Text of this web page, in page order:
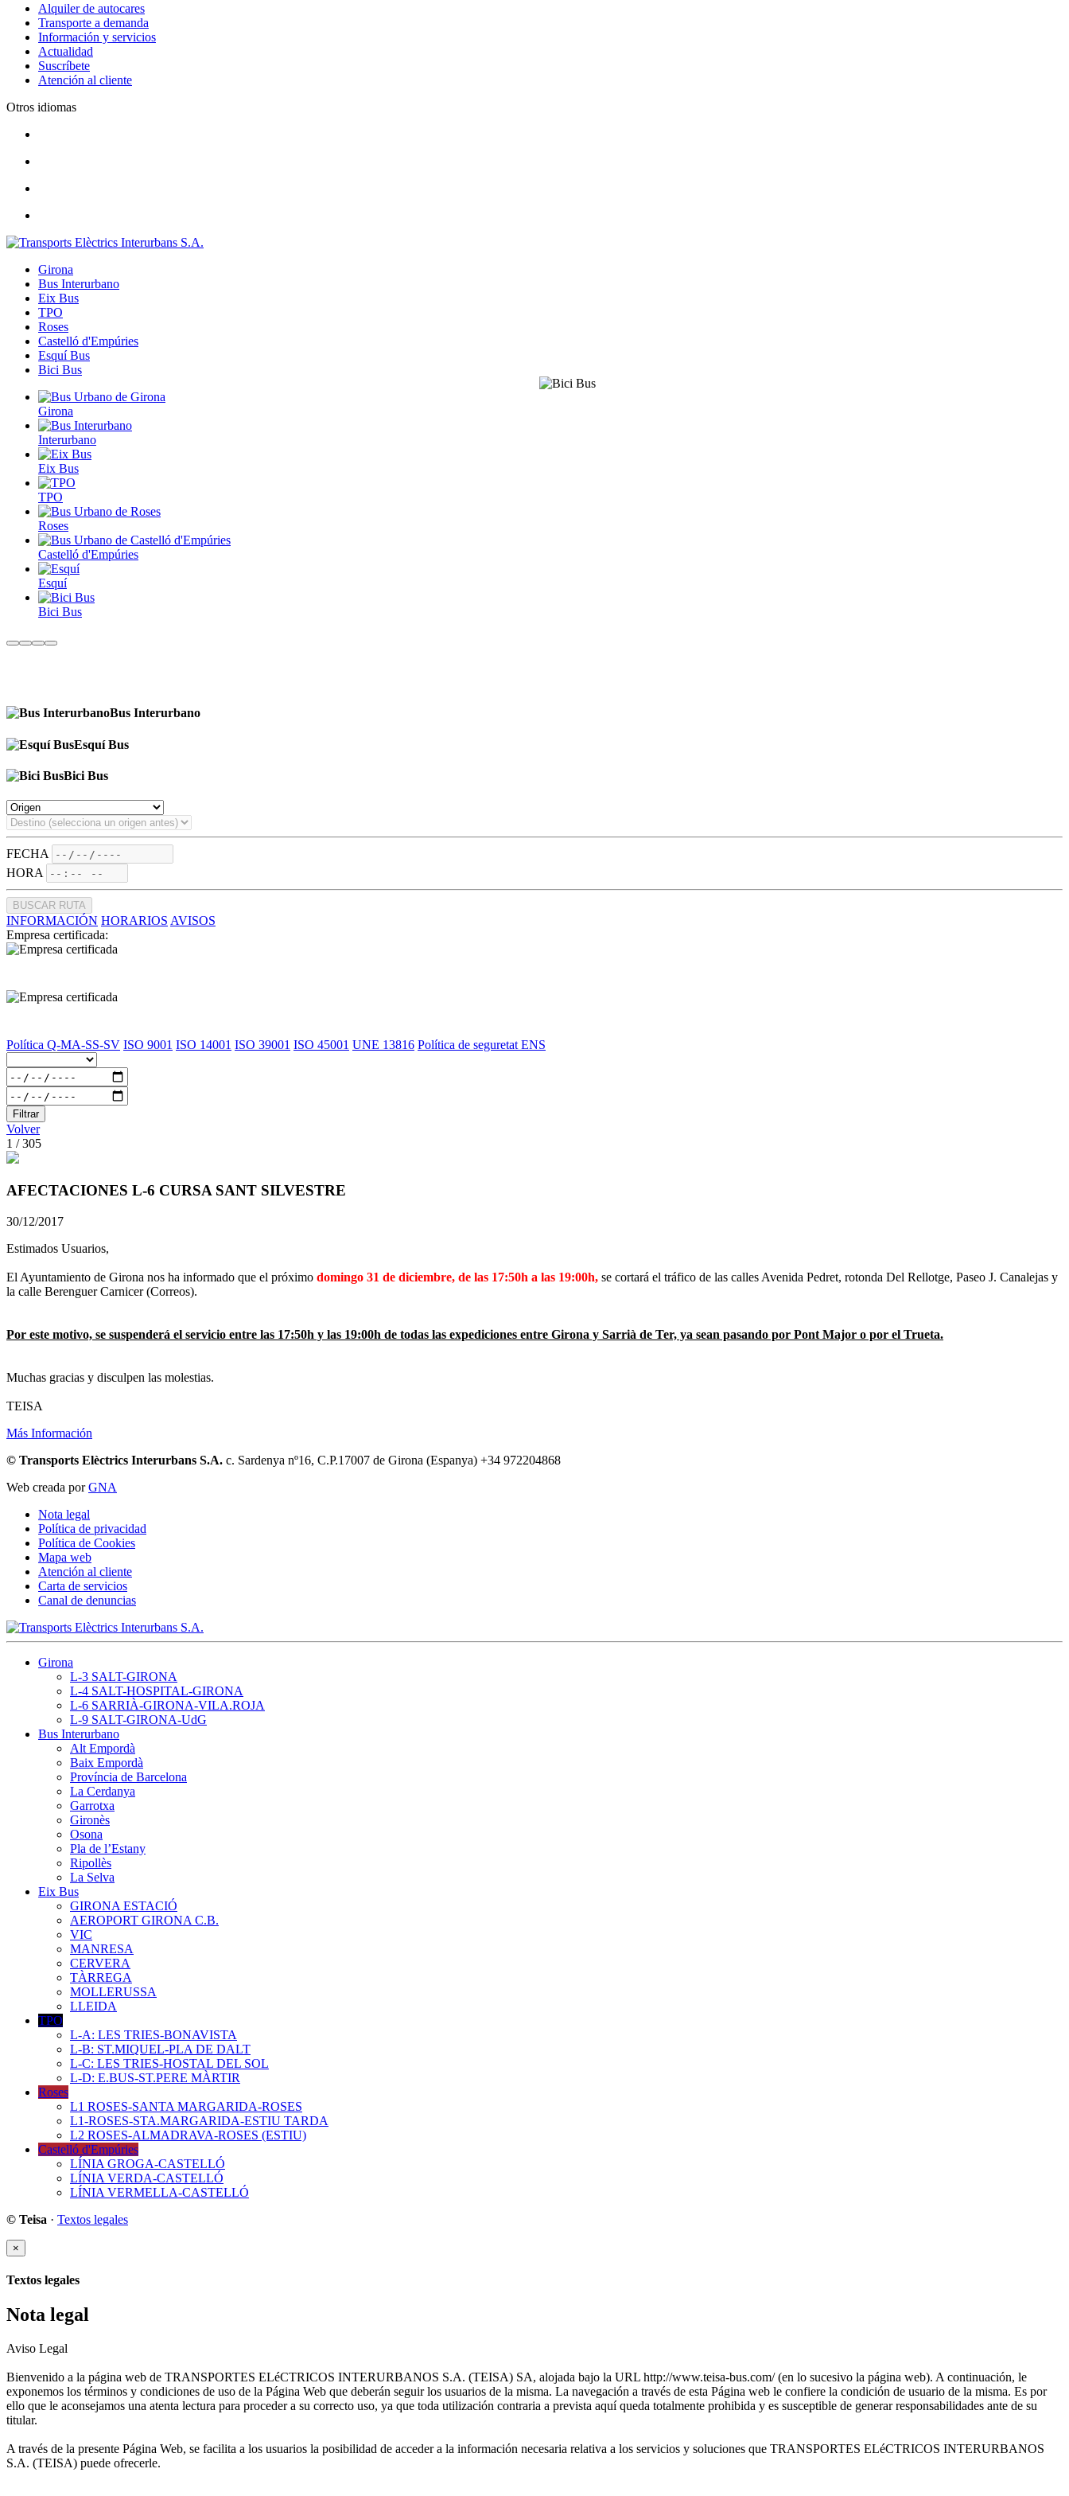
Alquiler de autocares
Transporte a demanda
Información y servicios
Actualidad
Suscríbete
Atención al cliente
Otros idiomas
Girona
Bus Interurbano
Eix Bus
TPO
Roses
Castelló d'Empúries
Esquí Bus
Bici Bus
Girona
Interurbano
Eix Bus
TPO
Roses
Castelló d'Empúries
Esquí
Bici Bus
Bus Interurbano
Esquí Bus
Bici Bus
FECHA
HORA
BUSCAR RUTA
INFORMACIÓN HORARIOS AVISOS
Empresa certificada:
Política Q-MA-SS-SV ISO 9001 ISO 14001 ISO 39001 ISO 45001 UNE 13816 Política de seguretat ENS
Filtrar
Volver
1 / 305
AFECTACIONES L-6 CURSA SANT SILVESTRE
30/12/2017
Estimados Usuarios,
El Ayuntamiento de Girona nos ha informado que el próximo domingo 31 de diciembre, de las 17:50h a las 19:00h, se cortará el tráfico de las calles Avenida Pedret, rotonda Del Rellotge, Paseo J. Canalejas y
la calle Berenguer Carnicer (Correos).
Por este motivo, se suspenderá el servicio entre las 17:50h y las 19:00h de todas las expediciones entre Girona y Sarrià de Ter, ya sean pasando por Pont Major o por el Trueta.
Muchas gracias y disculpen las molestias.
TEISA
Más Información
© Transports Elèctrics Interurbans S.A. c. Sardenya nº16, C.P.17007 de Girona (Espanya) +34 972204868
Web creada porGNA
Nota legal
Política de privacidad
Política de Cookies
Mapa web
Atención al cliente
Carta de servicios
Canal de denuncias
Girona
L-3 SALT-GIRONA
L-4 SALT-HOSPITAL-GIRONA
L-6 SARRIÀ-GIRONA-VILA.ROJA
L-9 SALT-GIRONA-UdG
Bus Interurbano
Alt Empordà
Baix Empordà
Província de Barcelona
La Cerdanya
Garrotxa
Gironès
Osona
Pla de l’Estany
Ripollès
La Selva
Eix Bus
GIRONA ESTACIÓ
AEROPORT GIRONA C.B.
VIC
MANRESA
CERVERA
TÀRREGA
MOLLERUSSA
LLEIDA
TPO
L-A: LES TRIES-BONAVISTA
L-B: ST.MIQUEL-PLA DE DALT
L-C: LES TRIES-HOSTAL DEL SOL
L-D: E.BUS-ST.PERE MÀRTIR
Roses
L1 ROSES-SANTA MARGARIDA-ROSES
L1-ROSES-STA.MARGARIDA-ESTIU TARDA
L2 ROSES-ALMADRAVA-ROSES (ESTIU)
Castelló d'Empúries
LÍNIA GROGA-CASTELLÓ
LÍNIA VERDA-CASTELLÓ
LÍNIA VERMELLA-CASTELLÓ
© Teisa · Textos legales
×
Textos legales
Nota legal
Aviso Legal
Bienvenido a la página web de TRANSPORTES ELéCTRICOS INTERURBANOS S.A. (TEISA) SA, alojada bajo la URL http://www.teisa-bus.com/ (en lo sucesivo la página web). A continuación, le
exponemos los términos y condiciones de uso de la Página Web que deberán seguir los usuarios de la misma. La navegación a través de esta Página web le confiere la condición de usuario de la misma. Es por
ello que le aconsejamos una atenta lectura para proceder a su correcto uso, ya que toda utilización contraria a prevista aquí queda totalmente prohibida y es susceptible de generar responsabilidades ante de su
titular.
A través de la presente Página Web, se facilita a los usuarios la posibilidad de acceder a la información necesaria relativa a los servicios y soluciones que TRANSPORTES ELéCTRICOS INTERURBANOS
S.A. (TEISA) puede ofrecerle.